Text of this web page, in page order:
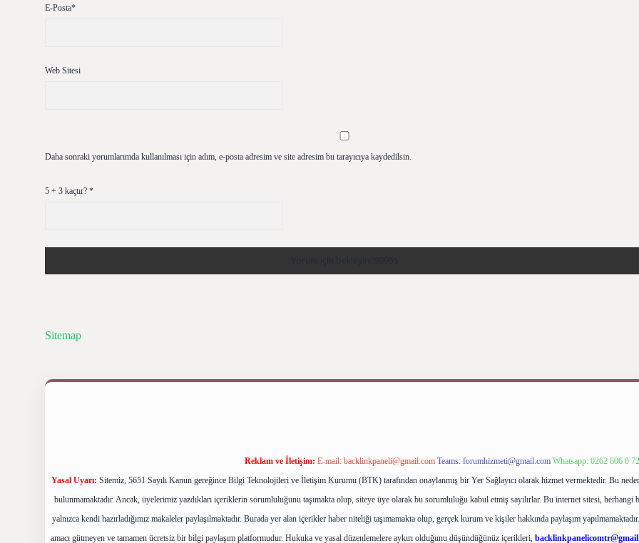
E-Posta*
Web Sitesi
Daha sonraki yorumlarımda kullanılması için adım, e-posta adresim ve site adresim bu tarayıcıya kaydedilsin.
5 + 3 kaçtır? *
Sitemap
Reklam ve İletişim: E-mail: backlinkpaneli@gmail.com Teams: forumhizmeti@gmail.com Whatsapp: 0262 606 0
Yasal Uyarı: Sitemiz, 5651 Sayılı Kanun gereğince Bilgi Teknolojileri ve İletişim Kurumu (BTK) tarafından onaylanmış bir Yer Sağlayıcı olarak hizmet vermektedir. Bu
bulunmamaktadır. Ancak, üyelerimiz yazdıkları içeriklerin sorumluluğunu taşımakta olup, siteye üye olarak bu sorumluluğu kabul etmiş sayılırlar. Bu internet sitesi, herhangi
yalnızca kendi hazırladığımız makaleler paylaşılmaktadır. Burada yer alan içerikler haber niteliği taşımamakta olup, gerçek kurum ve kişiler hakkında paylaşım
amacı gütmeyen ve tamamen ücretsiz bir bilgi paylaşım platformudur. Hukuka ve yasal düzenlemelere aykırı olduğunu düşündüğünüz içerikleri,